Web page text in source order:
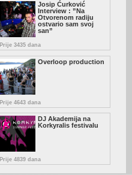
Josip Ćurković
Interview : ”Na
Otvorenom radiju
ostvario sam svoj
san”
Prije 3435 dana
Overloop production
Prije 4643 dana
DJ Akademija na
Korkyralis festivalu
Prije 4839 dana